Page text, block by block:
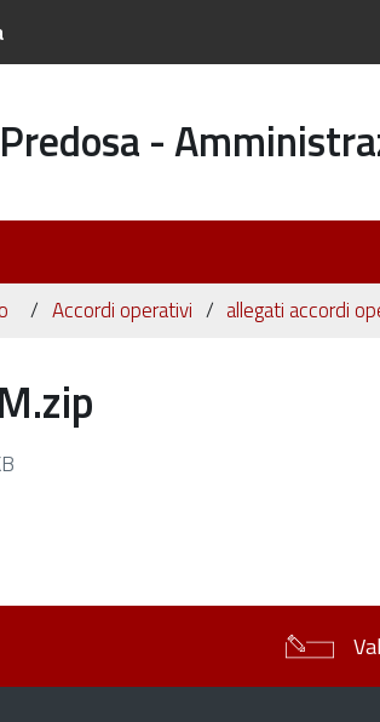
-
Accordi operativi allegati accordi